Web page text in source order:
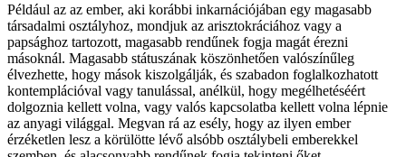
Például az az ember, aki korábbi inkarnációjában egy magasabb
társadalmi osztályhoz, mondjuk az arisztokráciához vagy a
papsághoz tartozott, magasabb rendűnek fogja magát érezni
másoknál. Magasabb státuszának köszönhetően valószínűleg
élvezhette, hogy mások kiszolgálják, és szabadon foglalkozhatott
kontemplációval vagy tanulással, anélkül, hogy megélhetéséért
dolgoznia kellett volna, vagy valós kapcsolatba kellett volna lépnie
az anyagi világgal. Megvan rá az esély, hogy az ilyen ember
érzéketlen lesz a körülötte lévő alsóbb osztálybeli emberekkel